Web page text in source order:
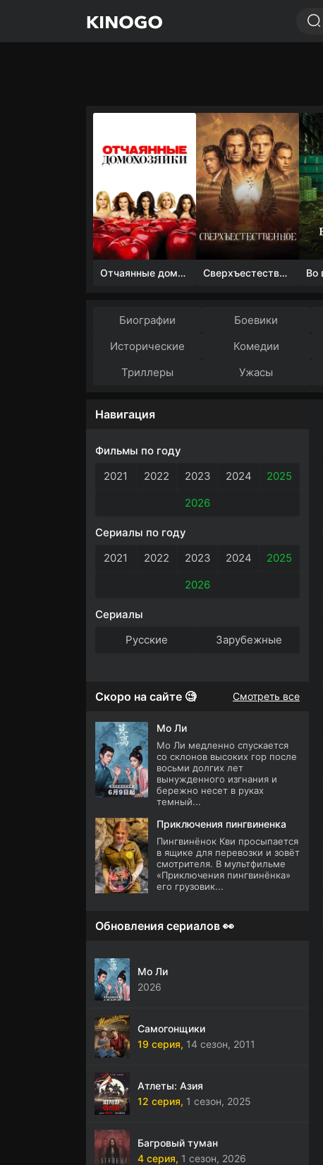
Отчаянные домохозяйки (1 сезон) Сверхъестественное
Биографии Боевики
Исторические
Комедии
Триллеры
Ужасы
Навигация
Фильмы по году
2021
2022 2023 2024
2025
2026
Сериалы по году
2021
2022 2023 2024
2025
2026
Сериалы
Русские
Зарубежные
Скоро на сайте 🧐 Смотреть все
Мо Ли
Мо Ли медленно спускается
со склонов высоких гор после
восьми долгих лет
вынужденного изгнания и
бережно несет в руках
темный...
Приключения пингвиненка
Пингвинёнок Кви просыпается
в ящике для перевозки и зовёт
смотрителя. В мультфильме
«Приключения пингвинёнка»
его грузовик...
Обновления сериалов 👀
Мо Ли
2026
Самогонщики
19 серия, 14 сезон, 2011
Атлеты: Азия
12 серия, 1 сезон, 2025
Багровый туман
4 серия, 1 сезон, 2026